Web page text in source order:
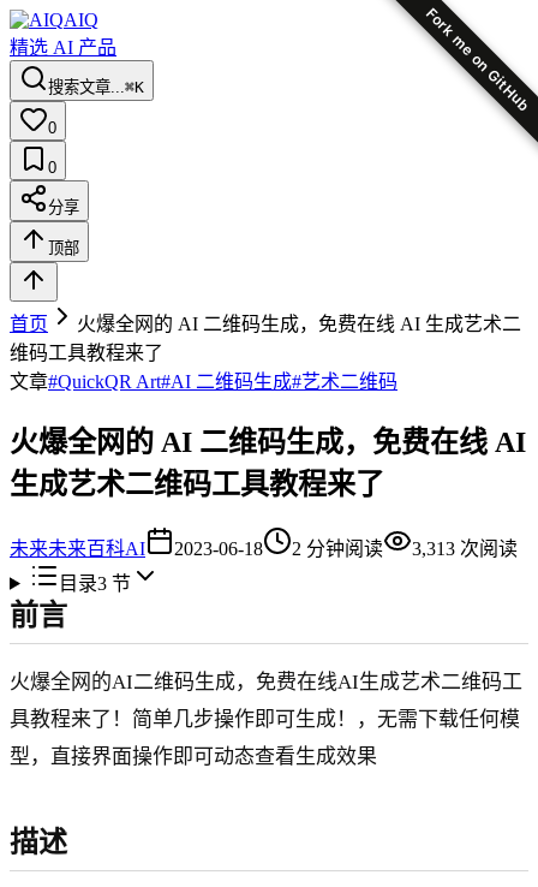
Fork me on GitHub
AIQ
精选 AI 产品
搜索文章...⌘K
0
0
分享
顶部
首页
火爆全网的 AI 二维码生成，免费在线 AI 生成艺术二
维码工具教程来了
文章#QuickQR Art#AI 二维码生成#艺术二维码
火爆全网的 AI 二维码生成，免费在线 AI
生成艺术二维码工具教程来了
未来未来百科AI 2023-06-18 2 分钟阅读 3,313 次阅读
目录3节
前言
火爆全网的AI二维码生成，免费在线AI生成艺术二维码工
具教程来了！简单几步操作即可生成！，无需下载任何模
型，直接界面操作即可动态查看生成效果
描述